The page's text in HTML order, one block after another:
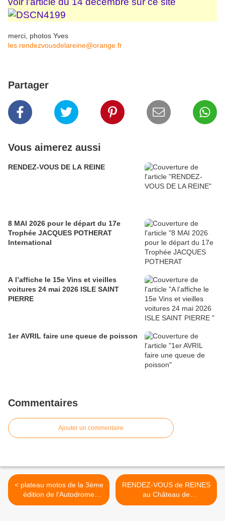
merci, photos Yves
les.rendezvousdelareine@orange.fr
Partager
Vous aimerez aussi
RENDEZ-VOUS DE LA REINE
8 MAI 2026 pour le départ du 17e
Trophée JACQUES POTHERAT
International
A l’affiche le 15e Vins et vieilles
voitures 24 mai 2026 ISLE SAINT
PIERRE
1er AVRIL faire une queue de poisson
Commentaires
Ajouter un commentaire
< plateau motos de la 3ème
édition de l'Autodrome
heritage Festival
RENDEZ-VOUS de REINES
au Château de
RAMBOUILLET >